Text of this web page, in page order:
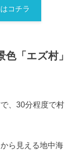
コチラ
「エズ村」
、30分程度で村
ら見える地中海